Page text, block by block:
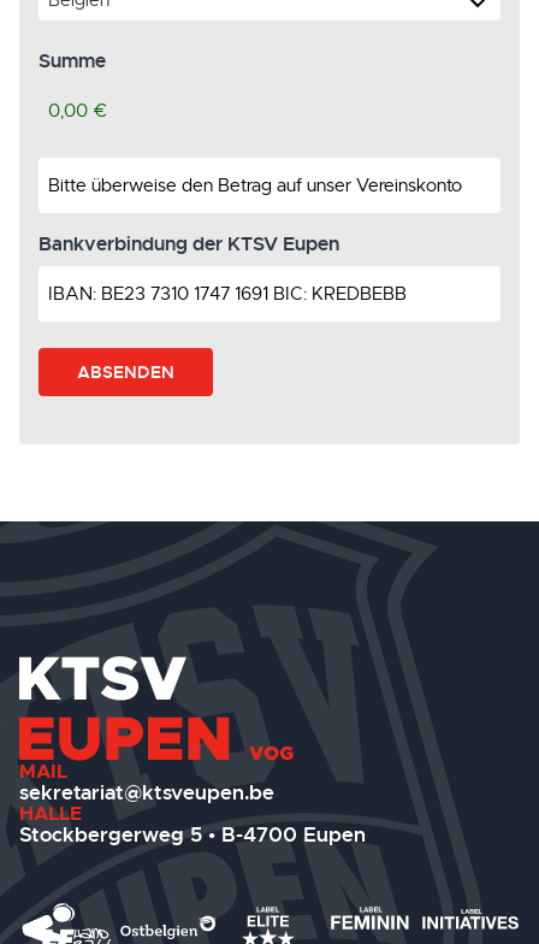
Summe
Bankverbindung der KTSV Eupen
ABSENDEN
MAIL
sekretariat@ktsveupen.be
HALLE
Stockbergerweg 5 • B-4700 Eupen